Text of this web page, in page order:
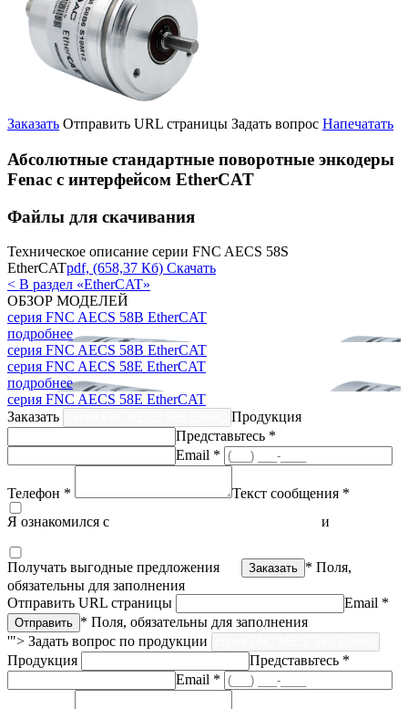
Заказать Отправить URL страницы Задать вопрос Напечатать
Абсолютные стандартные поворотные энкодеры
Fenac c интерфейсом EtherCAT
Файлы для скачивания
Техническое описание серии FNC AECS 58S
EtherCATpdf, (658,37 Кб) Скачать
< В раздел «EtherCAT»
ОБЗОР МОДЕЛЕЙ
серия FNC AECS 58B EtherCAT
подробнее
серия FNC AECS 58B EtherCAT
серия FNC AECS 58E EtherCAT
подробнее
серия FNC AECS 58E EtherCAT
Заказать
Продукция
Представьтесь *
Email *
Телефон *
Текст сообщения *
Я ознакомился с
и
Получать выгодные предложения
* Поля,
обязательны для заполнения
Отправить URL страницы
Email *
* Поля, обязательны для заполнения
'"> Задать вопрос по продукции
Продукция
Представьтесь *
Email *